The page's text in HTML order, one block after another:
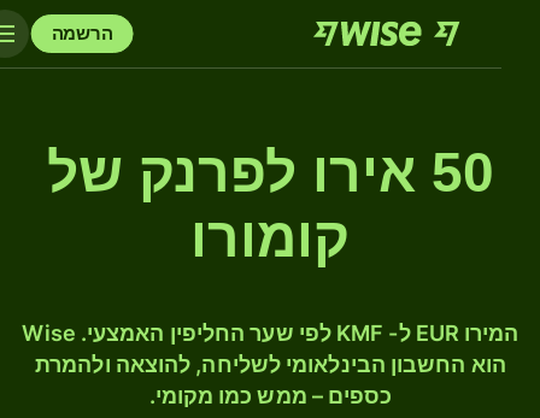
הרשמה
50 אירו לפרנק של
קומורו
המירו EUR ל- KMF לפי שער החליפין האמצעי. Wise
הוא החשבון הבינלאומי לשליחה, להוצאה ולהמרת
כספים – ממש כמו מקומי.